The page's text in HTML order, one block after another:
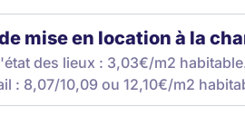
mise en location à la
des lieux : 3,03€/m2
: 8,07/10,09 ou 12,10€/m2